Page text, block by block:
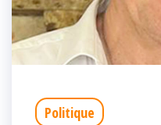
Politique